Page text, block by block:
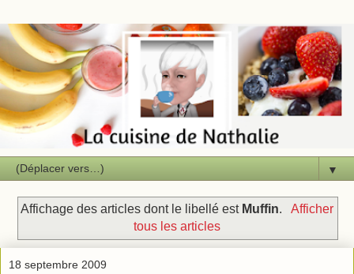
▼
Affichage des articles dont le libellé est Muffin.
Afficher
tous les articles
18 septembre 2009